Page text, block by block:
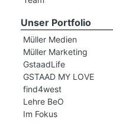
Unser Portfolio
Müller Medien
Müller Marketing
GstaadLife
GSTAAD MY LOVE
find4west
Lehre BeO
Im Fokus